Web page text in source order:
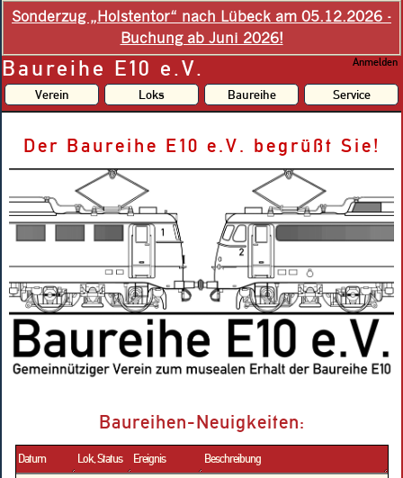
Sonderzug „Holstentor“ nach Lübeck am 05.12.2026 -
Buchung ab Juni 2026!
Baureihe E10 e.V. Anmelden
Verein Loks Baureihe Service
Der Baureihe E10 e.V. begrüßt Sie!
Baureihen-Neuigkeiten:
Datum Lok, Status Ereignis Beschreibung